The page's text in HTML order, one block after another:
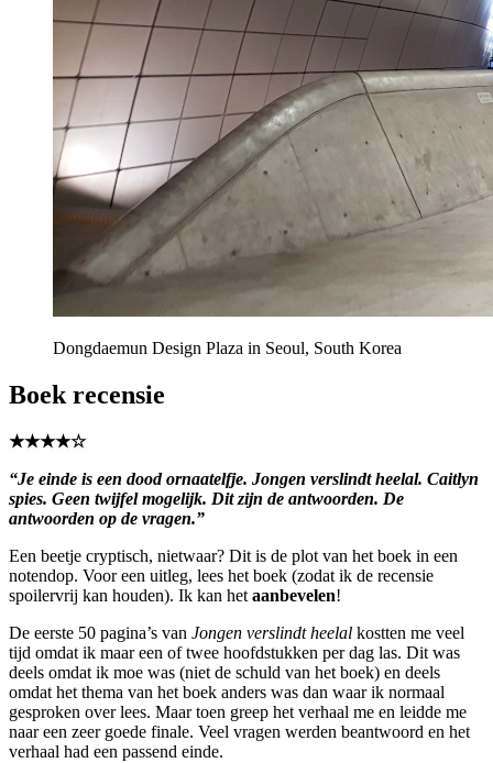
Dongdaemun Design Plaza in Seoul, South Korea
Boek recensie
★★★★☆
“Je einde is een dood ornaatelfje. Jongen verslindt heelal. Caitlyn
spies. Geen twijfel mogelijk. Dit zijn de antwoorden. De
antwoorden op de vragen.”
Een beetje cryptisch, nietwaar? Dit is de plot van het boek in een
notendop. Voor een uitleg, lees het boek (zodat ik de recensie
spoilervrij kan houden). Ik kan hetaanbevelen!
De eerste 50 pagina’s van Jongen verslindt heelal kostten me veel
tijd omdat ik maar een of twee hoofdstukken per dag las. Dit was
deels omdat ik moe was (niet de schuld van het boek) en deels
omdat het thema van het boek anders was dan waar ik normaal
gesproken over lees. Maar toen greep het verhaal me en leidde me
naar een zeer goede finale. Veel vragen werden beantwoord en het
verhaal had een passend einde.